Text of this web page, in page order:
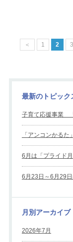
＜ 1 2 3
最新のトピック
子育て応援事業
「アンコンかるた
6月は「プライド月
6月23日～6月29
月別アーカイブ
2026年7月